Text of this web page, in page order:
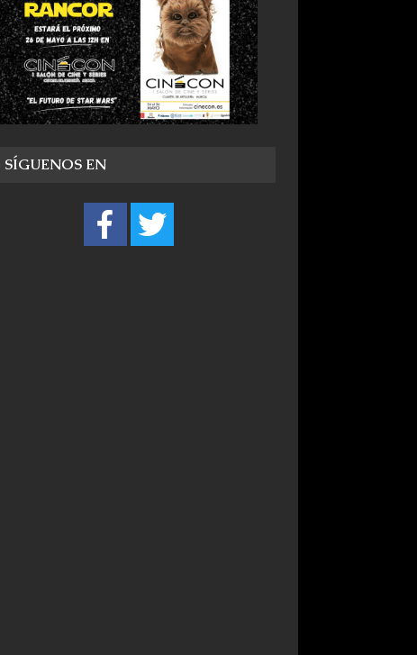
SÍGUENOS EN